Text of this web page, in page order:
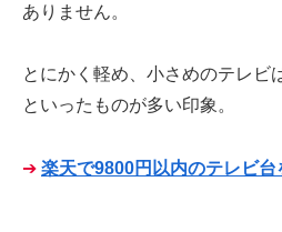
ありません。
とにかく軽め、小さめのテレビ
といったものが多い印象。
➔ 楽天で9800円以内のテレビ台